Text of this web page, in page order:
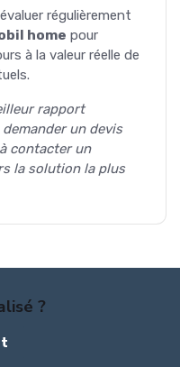
régulièrement
home pour
à la valeur réelle de
rapport
un devis
contacter un
la solution la plus
?